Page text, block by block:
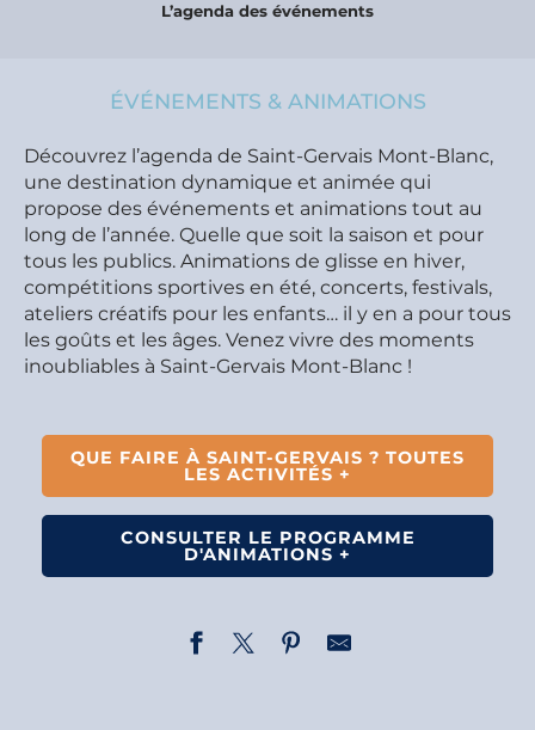
L’agenda des événements
ÉVÉNEMENTS & ANIMATIONS
Découvrez l’agenda de Saint-Gervais Mont-Blanc,
une destination dynamique et animée qui
propose des événements et animations tout au
long de l’année. Quelle que soit la saison et pour
tous les publics. Animations de glisse en hiver,
compétitions sportives en été, concerts, festivals,
ateliers créatifs pour les enfants… il y en a pour tous
les goûts et les âges. Venez vivre des moments
inoubliables à Saint-Gervais Mont-Blanc !
QUE FAIRE À SAINT-GERVAIS ? TOUTES
LES ACTIVITÉS +
CONSULTER LE PROGRAMME
D'ANIMATIONS +